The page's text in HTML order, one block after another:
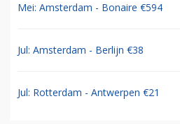
Mei: Amsterdam - Bonaire €594
Jul: Amsterdam - Berlijn €38
Jul: Rotterdam - Antwerpen €21